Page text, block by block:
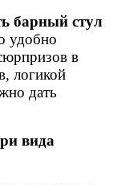
барный стул
удобно
в
логикой
дать
вида